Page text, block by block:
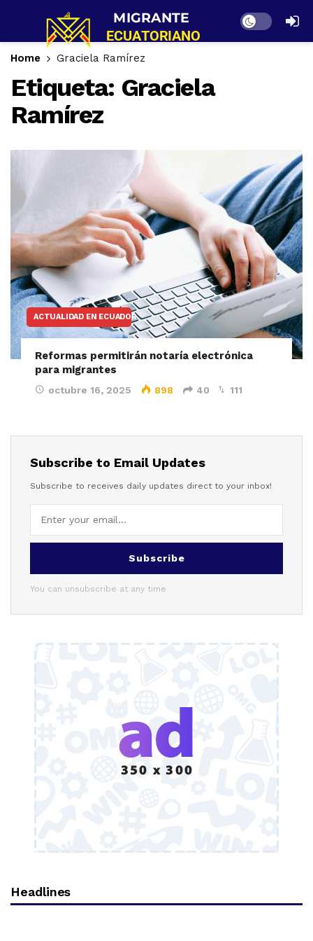
Dark mode
Home Graciela Ramírez
Etiqueta: Graciela
Ramírez
ACTUALIDAD EN ECUADOR
Reformas permitirán notaría electrónica
para migrantes
octubre 16, 2025 898 40 111
Subscribe to Email Updates
Subscribe to receives daily updates direct to your inbox!
Subscribe
You can unsubscribe at any time
Headlines